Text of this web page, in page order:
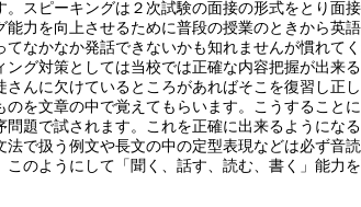
スピーキングは２次試験の面接の形式をとり面
力を向上させるために普段の授業のときから英
なかなか発話できないかも知れませんが慣れて
グ対策としては当校では正確な内容把握が出来
んに欠けているところがあればそこを復習し正
を文章の中で覚えてもらいます。こうすること
題で試されます。これを正確に出来るようにな
で扱う例文や長文の中の定型表現などは必ず音
のようにして「聞く、話す、読む、書く」能力